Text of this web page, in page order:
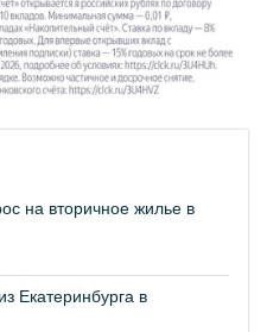
на вторичное жилье в
Екатеринбурга в